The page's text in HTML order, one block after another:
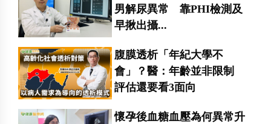
男解尿異常 靠PHI檢測及
早揪出攝...
腹膜透析「年紀大學不
會」？醫：年齡並非限制
評估還要看3面向
懷孕後血糖血壓為何異常升